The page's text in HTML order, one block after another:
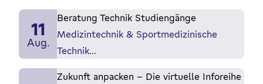
11
Aug.
Beratung Technik Studiengänge
Medizintechnik & Sportmedizinische
Technik…
Zukunft anpacken - Die virtuelle Inforeihe